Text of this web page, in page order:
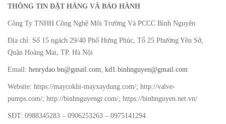
THÔNG TIN ĐẶT HÀNG VÀ BẢO HÀNH
Công Ty TNHH Công Nghệ Môi Trường Và PCCC Bình Nguyên
Địa chỉ: Số 15 ngách 29/40 Phố Hưng Phúc, Tổ 25 Phường Yên Sở,
Quận Hoàng Mai, TP. Hà Nội
Email: henrydao.bn@gmail.com; kd1.binhnguyen@gmail.com
Website: https://maycokhi-mayxaydung.com/; http://valve-
pumps.com/; http://binhnguyengr.com/; https://binhnguyen.net.vn/
SĐT: 0988345283 – 0906253263 – 0975141294